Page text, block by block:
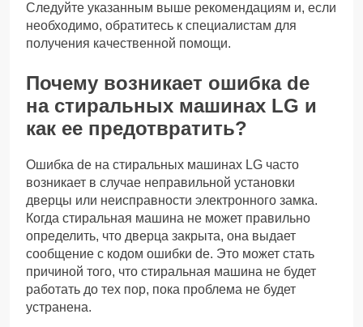
Следуйте указанным выше рекомендациям и, если
необходимо, обратитесь к специалистам для
получения качественной помощи.
Почему возникает ошибка de
на стиральных машинах LG и
как ее предотвратить?
Ошибка de на стиральных машинах LG часто
возникает в случае неправильной установки
дверцы или неисправности электронного замка.
Когда стиральная машина не может правильно
определить, что дверца закрыта, она выдает
сообщение с кодом ошибки de. Это может стать
причиной того, что стиральная машина не будет
работать до тех пор, пока проблема не будет
устранена.